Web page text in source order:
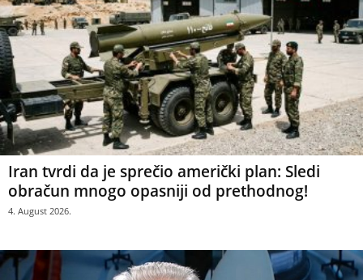
Iran tvrdi da je sprečio američki plan: Sledi
obračun mnogo opasniji od prethodnog!
4. August 2026.